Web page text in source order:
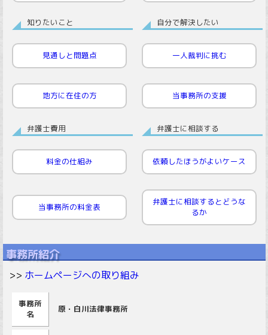
知りたいこと 自分で解決したい
見通しと問題点 一人裁判に挑む
地方に在住の方 当事務所の支援
弁護士費用 弁護士に相談する
料金の仕組み 依頼したほうがよいケース
当事務所の料金表
弁護士に相談するとどうな
るか
事務所紹介
>> ホームページへの取り組み
事務所
名
原・白川法律事務所